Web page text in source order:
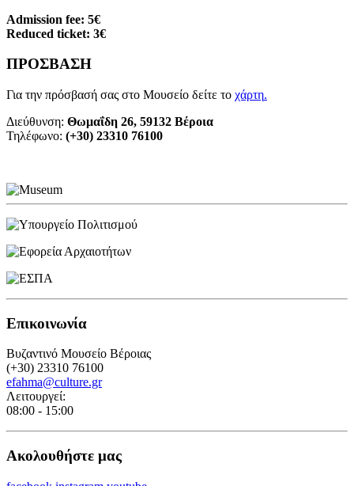
Admission fee: 5€
Reduced ticket: 3€
ΠΡΟΣΒΑΣΗ
Για την πρόσβασή σας στο Μουσείο δείτε το χάρτη.
Διεύθυνση: Θωμαΐδη 26, 59132 Βέροια
Τηλέφωνο: (+30) 23310 76100
Επικοινωνία
Βυζαντινό Μουσείο Βέροιας
(+30) 23310 76100
efahma@culture.gr
Λειτουργεί:
08:00 - 15:00
Ακολουθήστε μας